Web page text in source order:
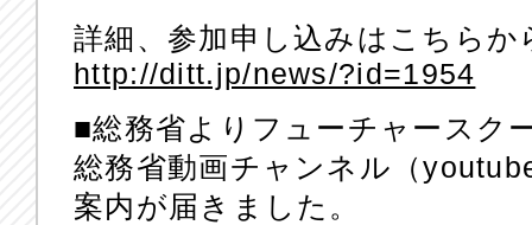
詳細、参加申し込みはこちらか
http://ditt.jp/news/?id=1954
■総務省よりフューチャースク
総務省動画チャンネル（
案内が届きました。